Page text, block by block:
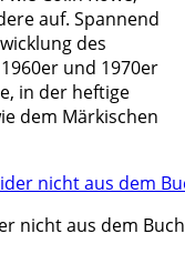
auf. Spannend
des
und 1970er
in der heftige
dem Märkischen
nicht aus dem